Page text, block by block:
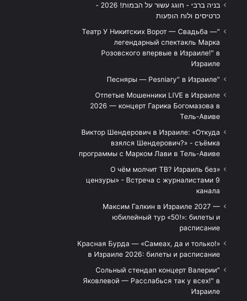
בניה ברבי - חוגג עשור על הבמות! 2026 -
כרטיסים ולוח הופעות
"Театр У Никитских Ворот — Свадьба —
легендарный спектакль Марка
Розовского впервые в Израиле!" в
Израиле
"Песняры — Pesniary" в Израиле
Отпетые Мошенники LIVE в Израиле
2026 — концерт Гарика Богомазова в
Тель-Авиве
Виктор Шендерович в Израиле: «Откуда
взялся Шендерович?» - съёмка
программы с Марком Лави в Тель-Авиве
«О чём молчит ТВ? Израиль без
цензуры» - Встреча с журналистами 9
канала
Максим Галкин в Израиле 2027 —
юбилейный тур «50!»: билеты и
расписание
Красная Бурда — «Самеах, да и только!»
в Израиле 2026: билеты и расписание
"Сольный стендап концерт Валерии
Яковлевой — Расслабься так у всех!" в
Израиле